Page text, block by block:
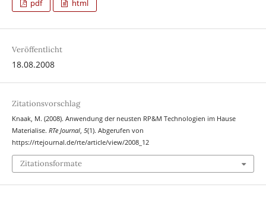
pdf html
Veröffentlicht
18.08.2008
Zitationsvorschlag
Knaak, M. (2008). Anwendung der neusten RP&M Technologien im Hause
Materialise. RTe Journal, 5(1). Abgerufen von
https://rtejournal.de/rte/article/view/2008_12
Zitationsformate